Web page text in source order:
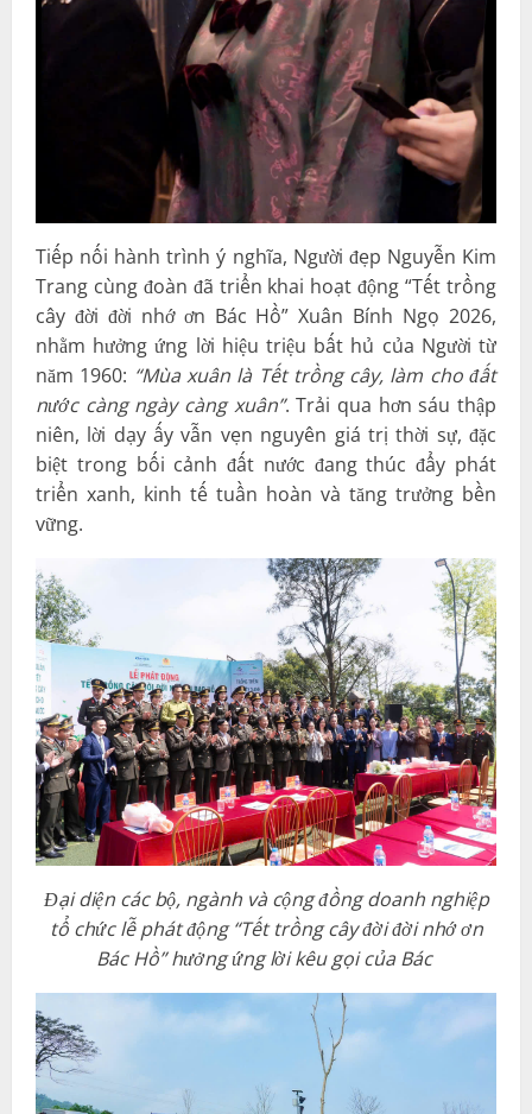
Tiếp nối hành trình ý nghĩa, Người đẹp Nguyễn Kim
Trang cùng đoàn đã triển khai hoạt động “Tết trồng
cây đời đời nhớ ơn Bác Hồ” Xuân Bính Ngọ 2026,
nhằm hưởng ứng lời hiệu triệu bất hủ của Người từ
năm 1960: “Mùa xuân là Tết trồng cây, làm cho đất
nước càng ngày càng xuân”. Trải qua hơn sáu thập
niên, lời dạy ấy vẫn vẹn nguyên giá trị thời sự, đặc
biệt trong bối cảnh đất nước đang thúc đẩy phát
triển xanh, kinh tế tuần hoàn và tăng trưởng bền
vững.
Đại diện các bộ, ngành và cộng đồng doanh nghiệp
tổ chức lễ phát động “Tết trồng cây đời đời nhớ ơn
Bác Hồ” hưởng ứng lời kêu gọi của Bác